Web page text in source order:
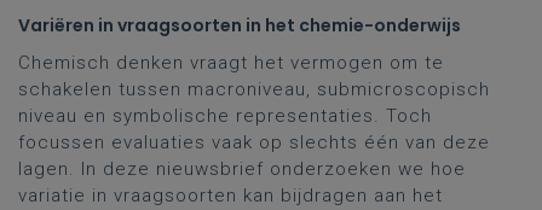
Variëren in vraagsoorten in het chemie-onderwijs
Chemisch denken vraagt het vermogen om te
schakelen tussen macroniveau, submicroscopisch
niveau en symbolische representaties. Toch
focussen evaluaties vaak op slechts één van deze
lagen. In deze nieuwsbrief onderzoeken we hoe
variatie in vraagsoorten kan bijdragen aan het